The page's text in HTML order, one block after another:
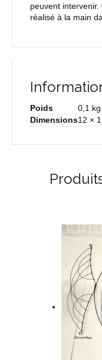
peuvent
réalisé à la main
Poids
0,1 kg
Dimensions12 ×